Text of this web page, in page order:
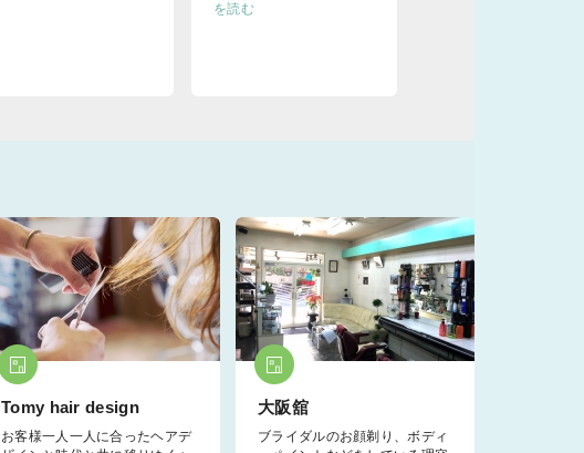
を読む
Tomy hair design
お客様一人一人に合ったヘアデ
大阪舘
ブライダルのお顔剃り、ボディ